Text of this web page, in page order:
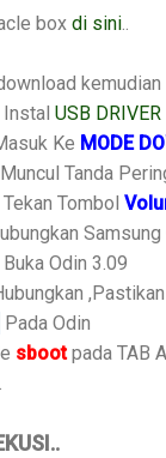
box di sini..
USB DRIVER
Ke MODE
Tanda
Tombol
Odin 3.09
Pada Odin
sbootpada TAB